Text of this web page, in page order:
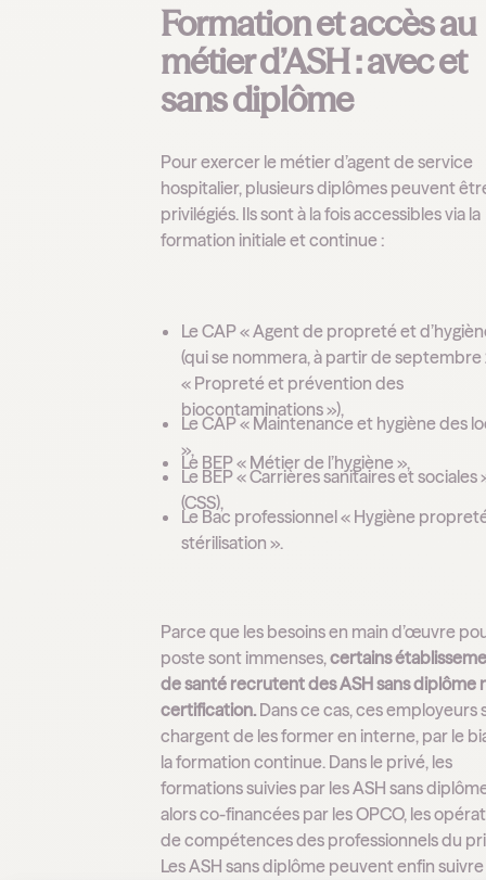
Formation et accès au
métier d’ASH : avec et
sans diplôme
Pour exercer le métier d’agent de service
hospitalier, plusieurs diplômes peuvent
privilégiés. Ils sont à la fois accessibles via la
formation initiale et continue :
Le CAP « Agent de propreté et
(qui se nommera, à partir de septembre
« Propreté et prévention des
biocontaminations »),
Le CAP « Maintenance et hygiène des
»,
Le BEP « Métier de l’hygiène »,
Le BEP « Carrières sanitaires et sociales
(CSS),
Le Bac professionnel « Hygiène
stérilisation ».
Parce que les besoins en main d’œuvre
poste sont immenses,certains
de santé recrutent des ASH sans diplôme
certification.Dans ce cas, ces employeurs
chargent de les former en interne, par le
la formation continue. Dans le privé, les
formations suivies par les ASH sans
alors co-financées par les OPCO, les
de compétences des professionnels du
Les ASH sans diplôme peuvent enfin